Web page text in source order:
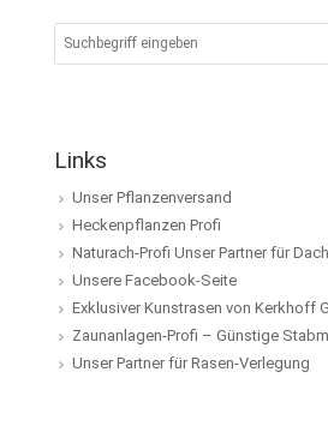
Links
Unser Pflanzenversand
Heckenpflanzen Profi
Naturach-Profi Unser Partner für
Unsere Facebook-Seite
Exklusiver Kunstrasen von Kerkhoff
Zaunanlagen-Profi – Günstige
Unser Partner für Rasen-Verlegung